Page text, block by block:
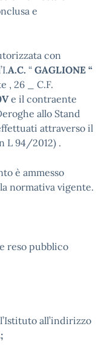
e
con
A.C. “ GAGLIONE “
, 26 _ C.F.
e il contraente
allo Stand
attraverso il
L 94/2012) .
è ammesso
normativa vigente.
reso pubblico
all’indirizzo